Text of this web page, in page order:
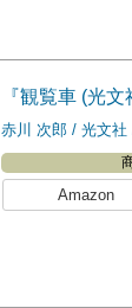
『観覧車 (光文
赤川 次郎 光文社
Amazon